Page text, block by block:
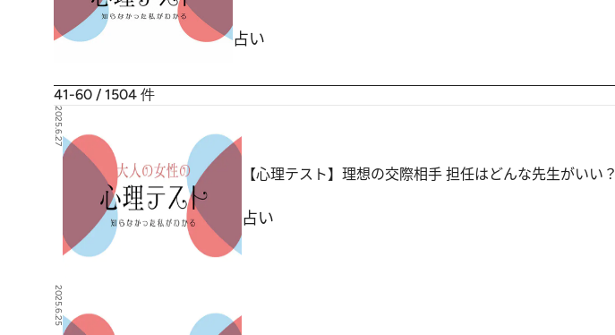
占い
41-60 / 1504 件
2025.6.27
【心理テスト】理想の交際相手 担任はどんな先生がいい？
占い
2025.6.25